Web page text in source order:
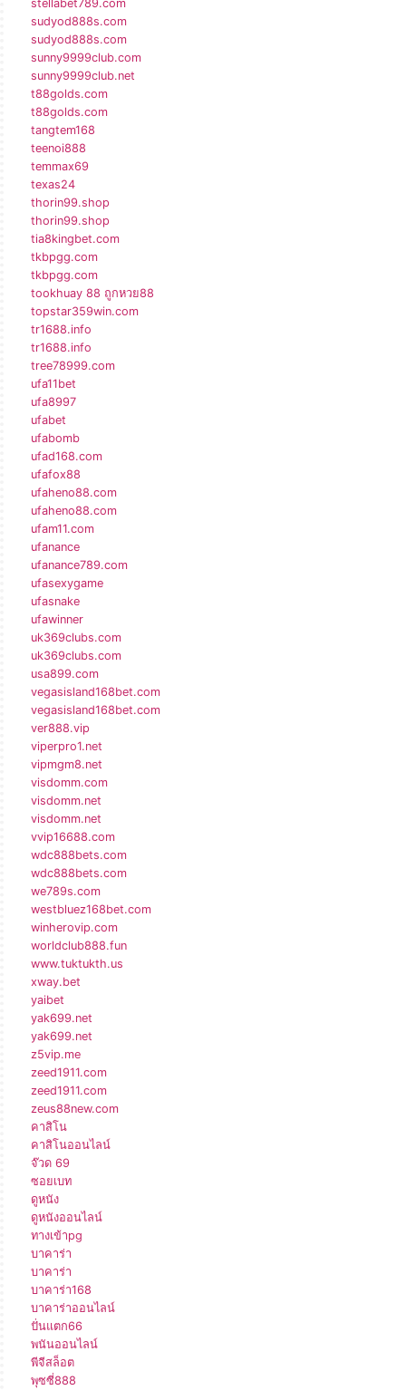
stellabet789.com
sudyod888s.com
sudyod888s.com
sunny9999club.com
sunny9999club.net
t88golds.com
t88golds.com
tangtem168
teenoi888
temmax69
texas24
thorin99.shop
thorin99.shop
tia8kingbet.com
tkbpgg.com
tkbpgg.com
tookhuay 88 ถูกหวย88
topstar359win.com
tr1688.info
tr1688.info
tree78999.com
ufa11bet
ufa8997
ufabet
ufabomb
ufad168.com
ufafox88
ufaheno88.com
ufaheno88.com
ufam11.com
ufanance
ufanance789.com
ufasexygame
ufasnake
ufawinner
uk369clubs.com
uk369clubs.com
usa899.com
vegasisland168bet.com
vegasisland168bet.com
ver888.vip
viperpro1.net
vipmgm8.net
visdomm.com
visdomm.net
visdomm.net
vvip16688.com
wdc888bets.com
wdc888bets.com
we789s.com
westbluez168bet.com
winherovip.com
worldclub888.fun
www.tuktukth.us
xway.bet
yaibet
yak699.net
yak699.net
z5vip.me
zeed1911.com
zeed1911.com
zeus88new.com
คาสิโน
คาสิโนออนไลน์
จ๊วด 69
ซอยเบท
ดูหนัง
ดูหนังออนไลน์
ทางเข้าpg
บาคาร่า
บาคาร่า
บาคาร่า168
บาคาร่าออนไลน์
ปั่นแตก66
พนันออนไลน์
พีจีสล็อต
พุซซี่888